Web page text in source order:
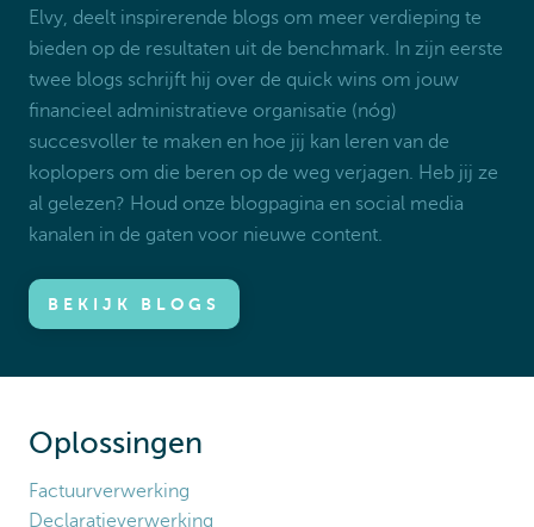
Elvy, deelt inspirerende blogs om meer verdieping te
bieden op de resultaten uit de benchmark. In zijn eerste
twee blogs schrijft hij over de quick wins om jouw
financieel administratieve organisatie (nóg)
succesvoller te maken en hoe jij kan leren van de
koplopers om die beren op de weg verjagen. Heb jij ze
al gelezen? Houd onze blogpagina en social media
kanalen in de gaten voor nieuwe content.
BEKIJK BLOGS
Oplossingen
Factuurverwerking
Declaratieverwerking